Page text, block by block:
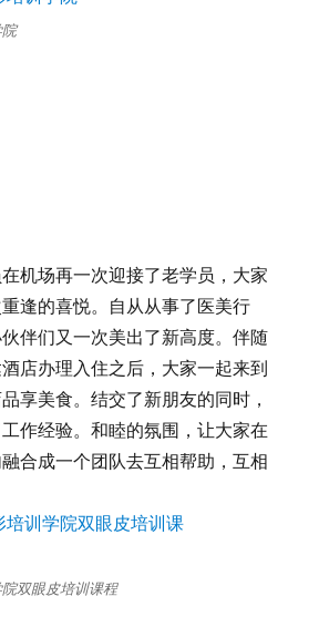
机场再一次迎接了老学员， 大家
逢的喜悦。自从从事了医美行
伴们又一次美出了新高度。伴随
店办理入住之后， 大家一起来到
享美食。结交了新朋友的同时，
作经验。和睦的氛围，让大家在
合成一个团队去互相帮助，互相
双眼皮培训课程